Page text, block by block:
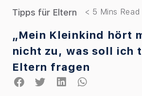
Tipps für Eltern
„Mein Kleinkind hört
nicht zu, was soll ich
Eltern fragen